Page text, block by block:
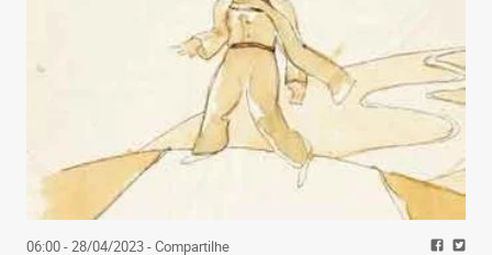
06:00 - 28/04/2023- Compartilhe